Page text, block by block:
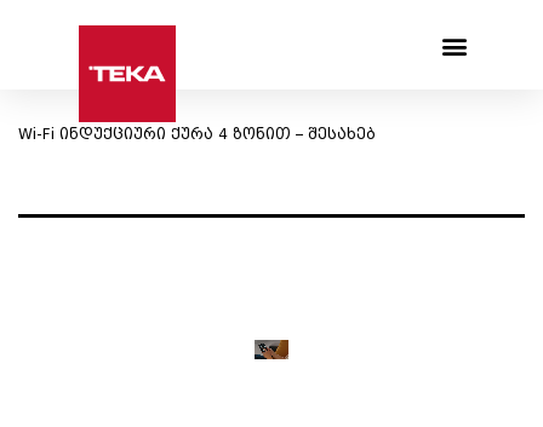
Wi-Fi ინდუქციური ქურა 4 ზონით – შესახებ